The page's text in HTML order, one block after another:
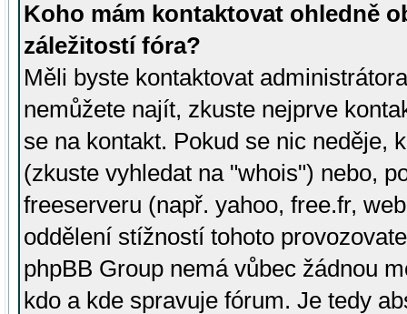
Koho mám kontaktovat ohledně
záležitostí fóra?
Měli byste kontaktovat
nemůžete najít, zkuste nejprve
se na kontakt. Pokud se nic neděje,
(zkuste vyhledat na "whois") nebo,
freeserveru (např. yahoo, free.fr,
oddělení stížností tohoto
phpBB Group nemá vůbec žádnou
kdo a kde spravuje fórum. Je tedy